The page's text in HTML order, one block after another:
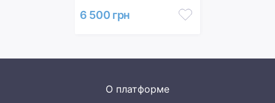
6 500 грн
О платформе